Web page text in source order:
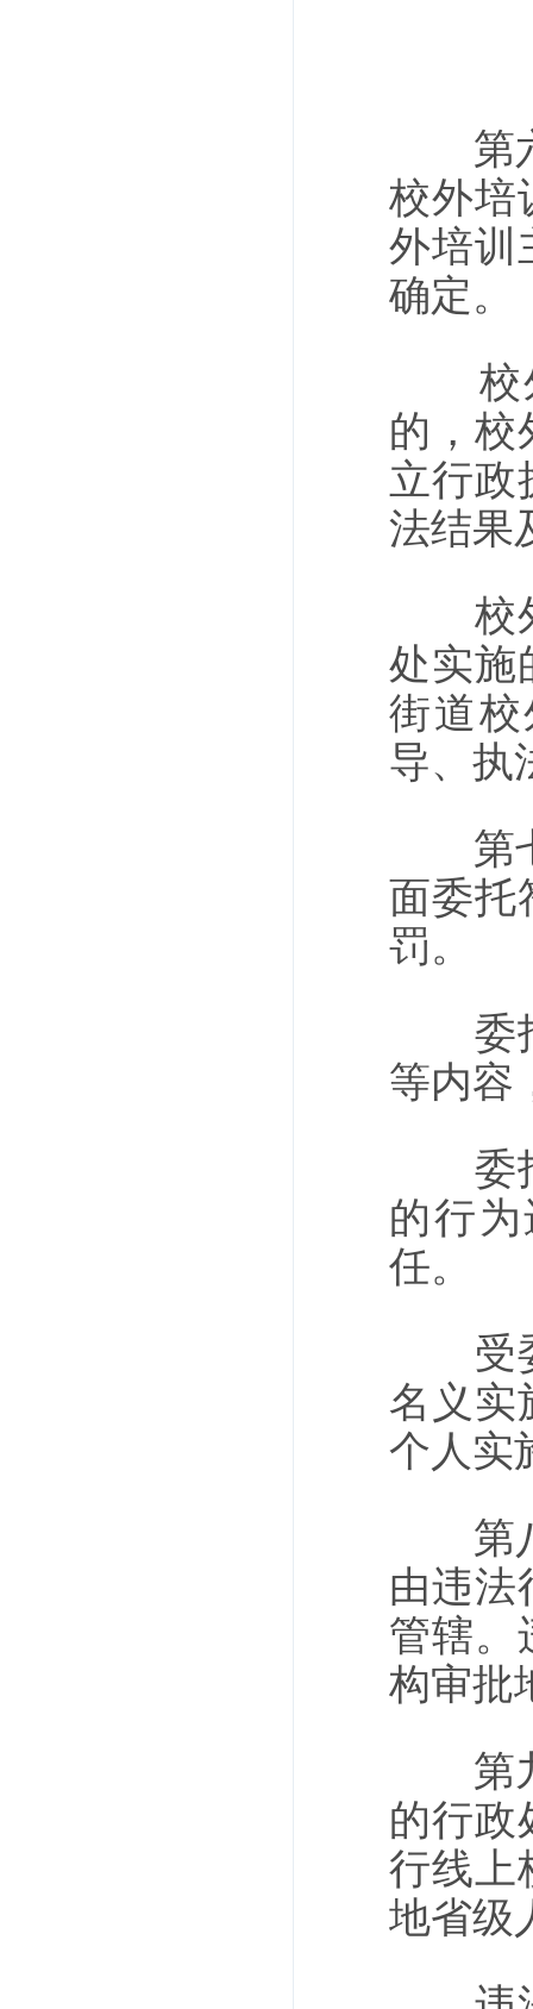
第六
校外培
外培训
确定。
校外
的，校
立行政
法结果
校外
处实施
街道
导、执
第七
面委托
罚。
委托
等内容
委托
的行
任。
受委
名义实
个人实
第八
由违法
管辖。
构审批
第九
的行政
行线上
地省级